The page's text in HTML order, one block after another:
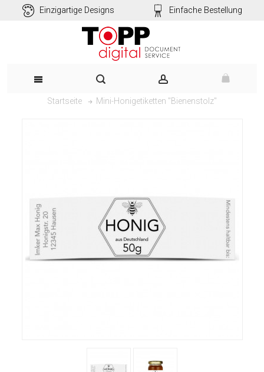
Einzigartige Designs Einfache Bestellung
Startseite Mini-Honigetiketten "Bienenstolz"